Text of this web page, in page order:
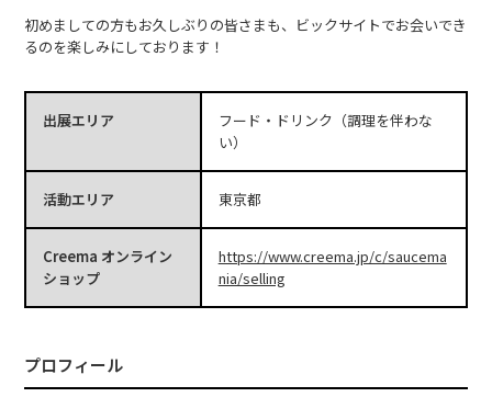
初めましての方もお久しぶりの皆さまも、ビックサイトでお会いでき
るのを楽しみにしております！
出展エリア
フード・ドリンク（調理を伴わな
い）
活動エリア 東京都
Creema オンライン
ショップ
https://www.creema.jp/c/saucema
nia/selling
プロフィール